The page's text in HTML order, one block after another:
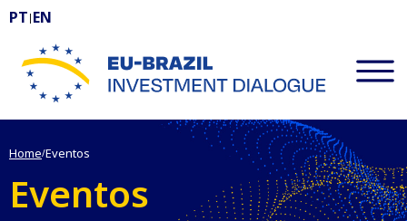
PT | EN
EU-BRAZIL Investment Dialogue
Home/Eventos
Eventos